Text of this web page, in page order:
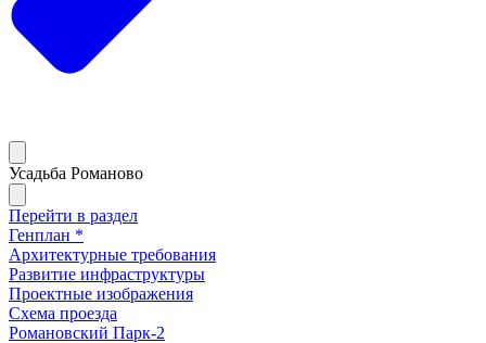
Усадьба Романово
Перейти в раздел
Генплан *
Архитектурные требования
Развитие инфраструктуры
Проектные изображения
Схема проезда
Романовский Парк-2